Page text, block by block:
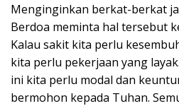
Menginginkan berkat-berkat
Berdoa meminta hal tersebut
Kalau sakit kita perlu
kita perlu pekerjaan yang
ini kita perlu modal dan
bermohon kepada Tuhan.